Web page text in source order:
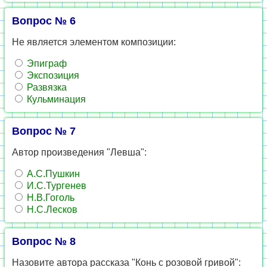
Вопрос № 6
Не является элементом композиции:
Эпиграф
Экспозиция
Развязка
Кульминация
Вопрос № 7
Автор произведения "Левша":
А.С.Пушкин
И.С.Тургенев
Н.В.Гоголь
Н.С.Лесков
Вопрос № 8
Назовите автора рассказа "Конь с розовой гривой":